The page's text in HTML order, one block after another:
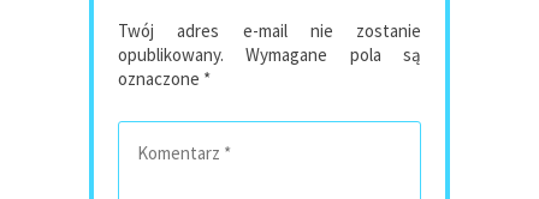
Twój adres e-mail nie zostanie
opublikowany.
Wymagane pola są
oznaczone *